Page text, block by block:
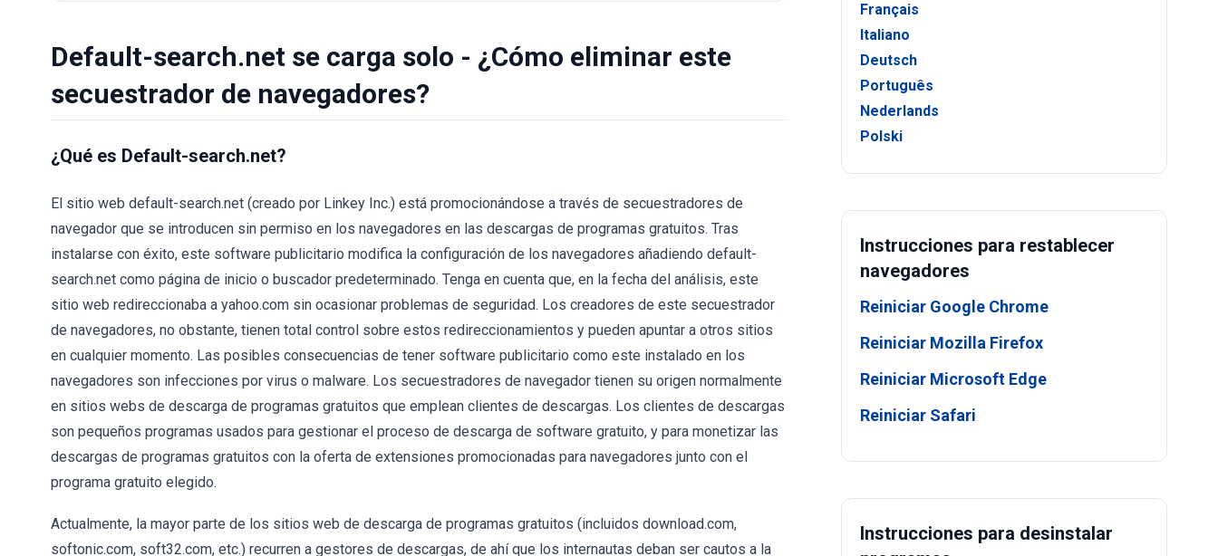
Default-search.net se carga solo - ¿Cómo eliminar este
secuestrador de navegadores?
¿Qué es Default-search.net?
El sitio web default-search.net (creado por Linkey Inc.) está promocionándose a través de secuestradores de
navegador que se introducen sin permiso en los navegadores en las descargas de programas gratuitos. Tras
instalarse con éxito, este software publicitario modifica la configuración de los navegadores añadiendo default-
search.net como página de inicio o buscador predeterminado. Tenga en cuenta que, en la fecha del análisis, este
sitio web redireccionaba a yahoo.com sin ocasionar problemas de seguridad. Los creadores de este secuestrador
de navegadores, no obstante, tienen total control sobre estos redireccionamientos y pueden apuntar a otros sitios
en cualquier momento. Las posibles consecuencias de tener software publicitario como este instalado en los
navegadores son infecciones por virus o malware. Los secuestradores de navegador tienen su origen normalmente
en sitios webs de descarga de programas gratuitos que emplean clientes de descargas. Los clientes de descargas
son pequeños programas usados para gestionar el proceso de descarga de software gratuito, y para monetizar las
descargas de programas gratuitos con la oferta de extensiones promocionadas para navegadores junto con el
programa gratuito elegido.
Actualmente, la mayor parte de los sitios web de descarga de programas gratuitos (incluidos download.com,
softonic.com, soft32.com, etc.) recurren a gestores de descargas, de ahí que los internautas deban ser cautos a la
Français
Italiano
Deutsch
Português
Nederlands
Polski
Instrucciones para restablecer
navegadores
Reiniciar Google Chrome
Reiniciar Mozilla Firefox
Reiniciar Microsoft Edge
Reiniciar Safari
Instrucciones para desinstalar